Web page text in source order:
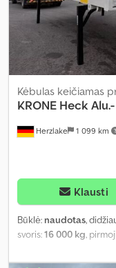
Herzlake 1 099 km
Kėbulas keičiamas
KRONE Heck
Klausti
Būklė: naudotas,
svoris:16 000 kg ,
, krovinių
aukštis:2 700 mm,